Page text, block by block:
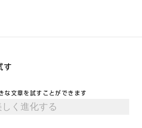
す
な文章を試すことができます